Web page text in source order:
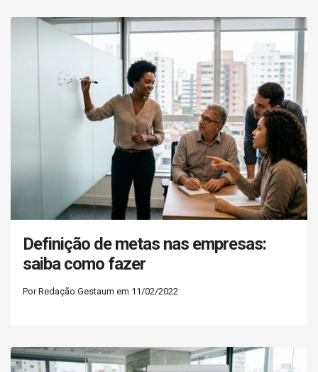
Definição de metas nas empresas:
saiba como fazer
Por Redação Gestaum em 11/02/2022